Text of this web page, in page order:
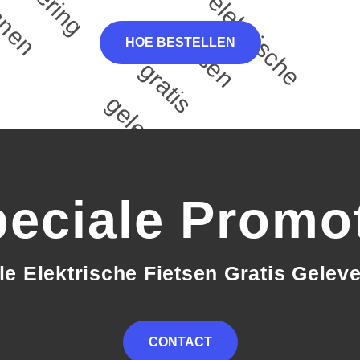
e
t
f
g
s g
HOE BESTELLEN
Elektrische Fietsen Gratis
CONTACT